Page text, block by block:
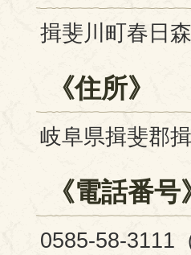
揖斐川町春日
《住所》
岐阜県揖斐郡
《電話番号
0585-58-3111